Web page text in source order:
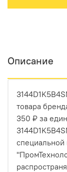
Описание
товара
350 ₽ за